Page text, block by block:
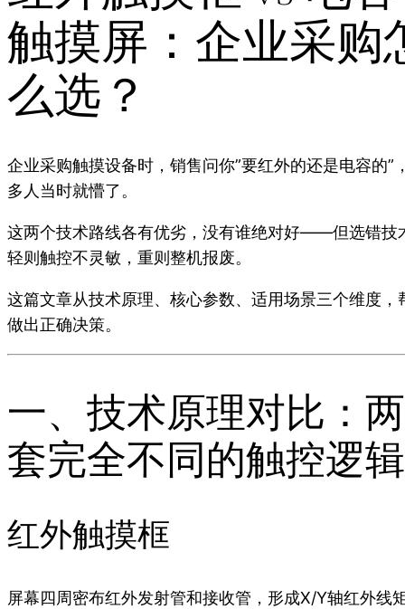
触摸屏：企业采购
么选？
企业采购触摸设备时，销售问你”要红外的还是电容的”
多人当时就懵了。
这两个技术路线各有优劣，没有谁绝对好——但选错技
轻则触控不灵敏，重则整机报废。
这篇文章从技术原理、核心参数、适用场景三个维度，
做出正确决策。
一、技术原理对比：两
套完全不同的触控逻辑
红外触摸框
屏幕四周密布红外发射管和接收管，形成X/Y轴红外线